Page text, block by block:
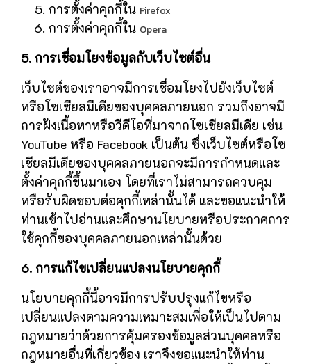
การตั้งค่าคุกกี้ใน Firefox
การตั้งค่าคุกกี้ใน Opera
5. การเชื่อมโยงข้อมูลกับเว็บไซต์อื่น
เว็บไซต์ของเราอาจมีการเชื่อมโยงไปยังเว็บไซต์
หรือโซเชียลมีเดียของบุคคลภายนอก รวมถึงอาจมี
การฝังเนื้อหาหรือวีดีโอที่มาจากโซเชียลมีเดีย เช่น
YouTube หรือ Facebook เป็นต้น ซึ่งเว็บไซต์หรือโซ
เชียลมีเดียของบุคคลภายนอกจะมีการกำหนดและ
ตั้งค่าคุกกี้ขึ้นมาเอง โดยที่เราไม่สามารถควบคุม
หรือรับผิดชอบต่อคุกกี้เหล่านั้นได้ และขอแนะนำให้
ท่านเข้าไปอ่านและศึกษานโยบายหรือประกาศการ
ใช้คุกกี้ของบุคคลภายนอกเหล่านั้นด้วย
6. การแก้ไขเปลี่ยนแปลงนโยบายคุกกี้
นโยบายคุกกี้นี้อาจมีการปรับปรุงแก้ไขหรือ
เปลี่ยนแปลงตามความเหมาะสมเพื่อให้เป็นไปตาม
กฎหมายว่าด้วยการคุ้มครองข้อมูลส่วนบุคคลหรือ
กฎหมายอื่นที่เกี่ยวข้อง เราจึงขอแนะนำให้ท่าน